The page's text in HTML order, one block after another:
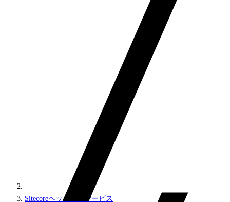
Sitecoreヘッドレスサービス